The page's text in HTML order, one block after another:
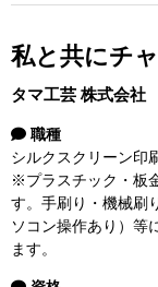
私と共にチ
タマ工芸 株式会社
職種
シルクスクリーン印
※プラスチック・板
す。手刷り・機械刷
ソコン操作あり）等
ます。